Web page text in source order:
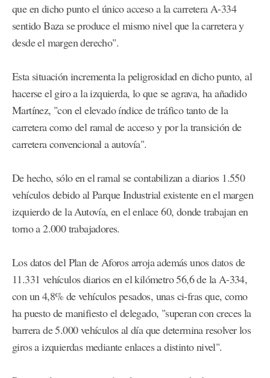
que en dicho punto el único acceso a la carretera A-334
sentido Baza se produce el mismo nivel que la carretera y
desde el margen derecho".
Esta situación incrementa la peligrosidad en dicho punto, al
hacerse el giro a la izquierda, lo que se agrava, ha añadido
Martínez, "con el elevado índice de tráfico tanto de la
carretera como del ramal de acceso y por la transición de
carretera convencional a autovía".
De hecho, sólo en el ramal se contabilizan a diarios 1.550
vehículos debido al Parque Industrial existente en el margen
izquierdo de la Autovía, en el enlace 60, donde trabajan en
torno a 2.000 trabajadores.
Los datos del Plan de Aforos arroja además unos datos de
11.331 vehículos diarios en el kilómetro 56,6 de la A-334,
con un 4,8% de vehículos pesados, unas ci-fras que, como
ha puesto de manifiesto el delegado, "superan con creces la
barrera de 5.000 vehículos al día que determina resolver los
giros a izquierdas mediante enlaces a distinto nivel".